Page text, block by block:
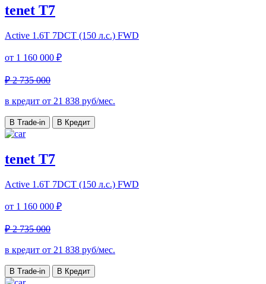
tenet T7
Active 1.6T 7DCT (150 л.с.) FWD
от 1 160 000 ₽
₽ 2 735 000
в кредит от 21 838 руб/мес.
В Trade-in В Кредит
tenet T7
Active 1.6T 7DCT (150 л.с.) FWD
от 1 160 000 ₽
₽ 2 735 000
в кредит от 21 838 руб/мес.
В Trade-in В Кредит